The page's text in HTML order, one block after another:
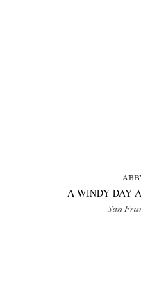
A WINDY DAY
San